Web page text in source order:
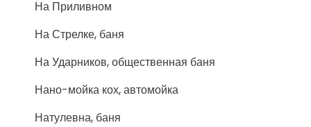
На Приливном
На Стрелке, баня
На Ударников, общественная баня
Нано-мойка кох, автомойка
Натулевна, баня